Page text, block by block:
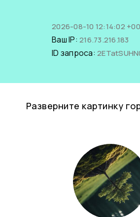
2026-08-10 12:14:02
Ваш IP: 216.73.216.183
ID запроса:
Разверните картинку